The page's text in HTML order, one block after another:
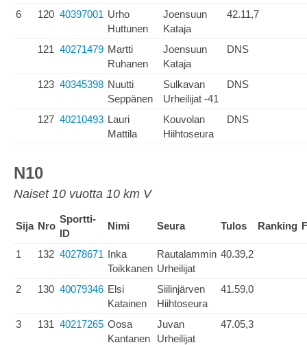
6 120 40397001 Urho
Huttunen
Joensuun
Kataja
42.11,7
121 40271479 Martti
Ruhanen
Joensuun
Kataja
DNS
123 40345398 Nuutti
Seppänen
Sulkavan
Urheilijat -41
DNS
127 40210493 Lauri
Mattila
Kouvolan
Hiihtoseura
DNS
N10
Naiset 10 vuotta 10 km V
Sija Nro
Sportti-
ID
Nimi Seura Tulos Ranking
1 132 40278671 Inka
Toikkanen
Rautalammin
Urheilijat
40.39,2
2 130 40079346 Elsi
Katainen
Siilinjärven
Hiihtoseura
41.59,0
3 131 40217265 Oosa
Kantanen
Juvan
Urheilijat
47.05,3